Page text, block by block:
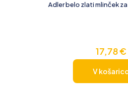
Adler belo zlati mlinček
17,78€
V